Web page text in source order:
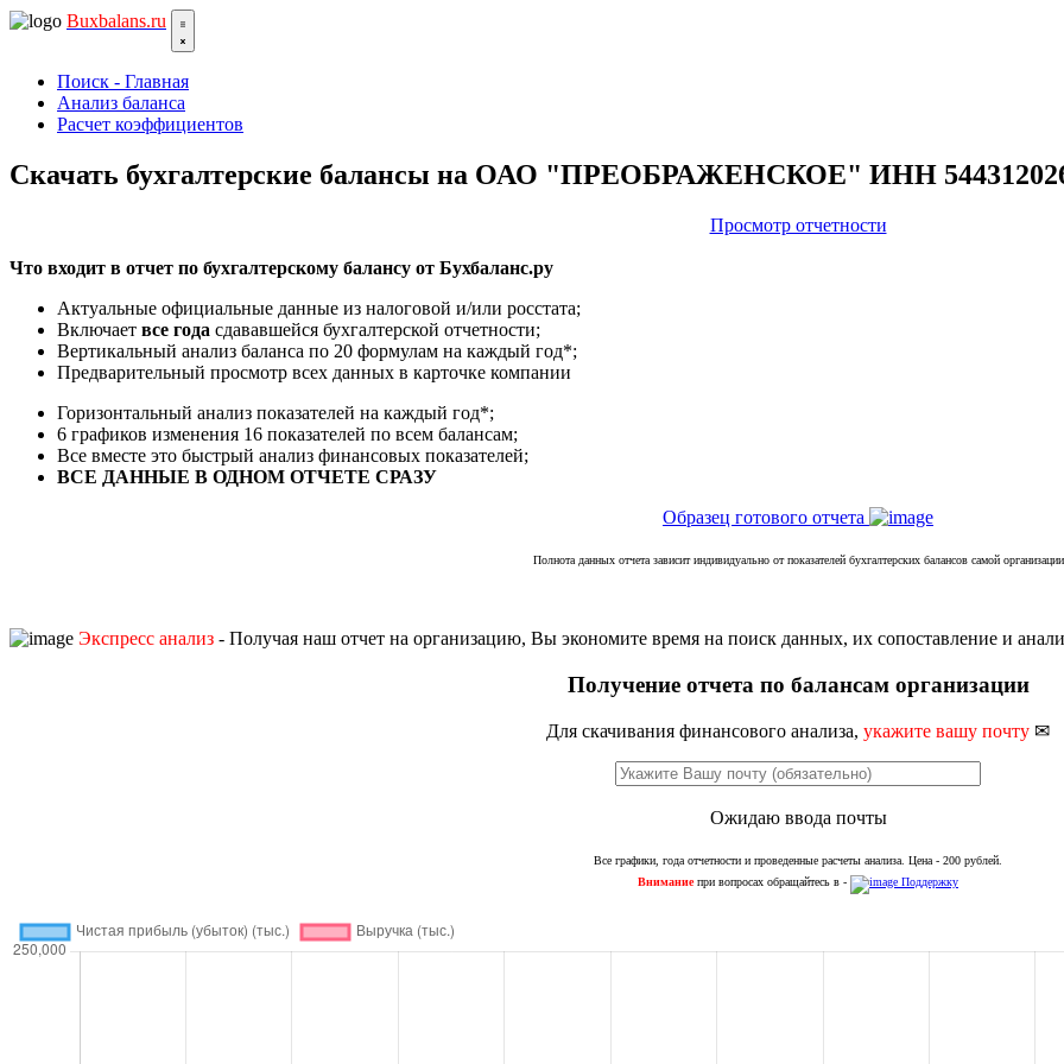
Buxbalans.ru
Поиск - Главная
Анализ баланса
Расчет коэффициентов
Скачать бухгалтерские балансы на ОАО "ПРЕОБРАЖЕНСКОЕ" ИНН
Просмотр отчетности
Что входит в отчет по бухгалтерскому балансу от Бухбаланс.ру
Актуальные официальные данные из налоговой и/или росстата;
Включает все года сдававшейся бухгалтерской отчетности;
Вертикальный анализ баланса по 20 формулам на каждый год*;
Предварительный просмотр всех данных в карточке компании
Горизонтальный анализ показателей на каждый год*;
6 графиков изменения 16 показателей по всем балансам;
Все вместе это быстрый анализ финансовых показателей;
ВСЕ ДАННЫЕ В ОДНОМ ОТЧЕТЕ СРАЗУ
Образец готового отчета
Полнота данных отчета зависит индивидуально от показателей бухгалтерских балансов самой организации
Экспресс анализ - Получая наш отчет на организацию, Вы экономите время на поиск данных, их сопоставление и
Получение отчета по балансам организации
Для скачивания финансового анализа, укажите вашу почту ✉
Ожидаю ввода почты
Все графики, года отчетности и проведенные расчеты анализа. Цена - 200 рублей.
Внимание при вопросах обращайтесь в - Поддержку